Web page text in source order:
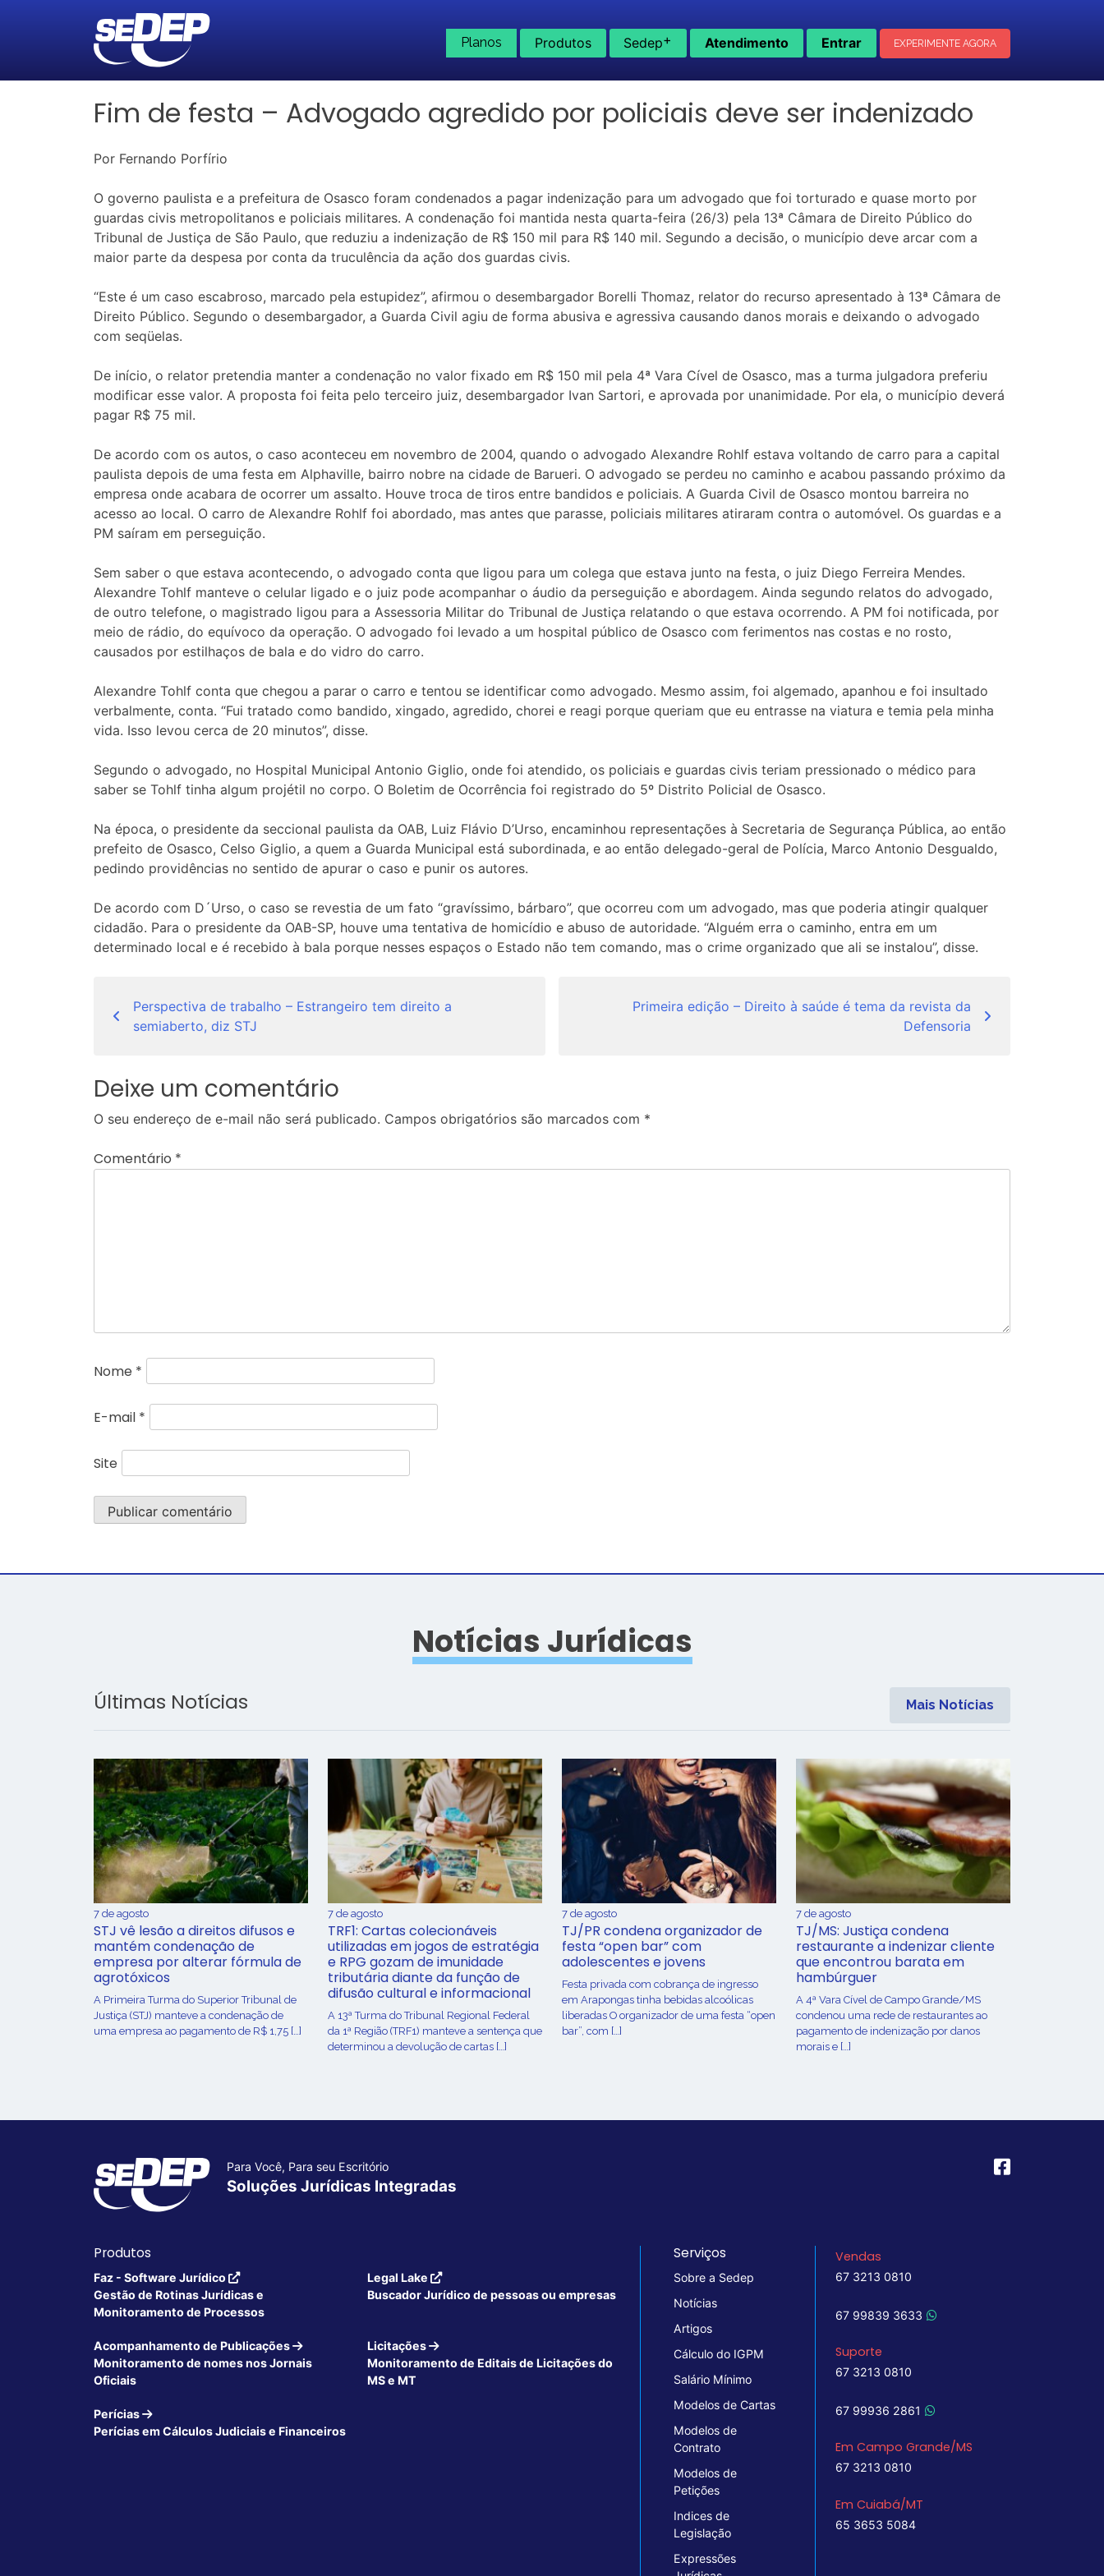
Planos Produtos Sedep+ Atendimento Entrar EXPERIMENTE AGORA
Fim de festa – Advogado agredido por policiais deve ser indenizado
Por Fernando Porfírio
O governo paulista e a prefeitura de Osasco foram condenados a pagar indenização para um advogado que foi torturado e quase morto por
guardas civis metropolitanos e policiais militares. A condenação foi mantida nesta quarta-feira (26/3) pela 13ª Câmara de Direito Público do
Tribunal de Justiça de São Paulo, que reduziu a indenização de R$ 150 mil para R$ 140 mil. Segundo a decisão, o município deve arcar com a
maior parte da despesa por conta da truculência da ação dos guardas civis.
“Este é um caso escabroso, marcado pela estupidez”, afirmou o desembargador Borelli Thomaz, relator do recurso apresentado à 13ª Câmara de
Direito Público. Segundo o desembargador, a Guarda Civil agiu de forma abusiva e agressiva causando danos morais e deixando o advogado
com seqüelas.
De início, o relator pretendia manter a condenação no valor fixado em R$ 150 mil pela 4ª Vara Cível de Osasco, mas a turma julgadora preferiu
modificar esse valor. A proposta foi feita pelo terceiro juiz, desembargador Ivan Sartori, e aprovada por unanimidade. Por ela, o município deverá
pagar R$ 75 mil.
De acordo com os autos, o caso aconteceu em novembro de 2004, quando o advogado Alexandre Rohlf estava voltando de carro para a capital
paulista depois de uma festa em Alphaville, bairro nobre na cidade de Barueri. O advogado se perdeu no caminho e acabou passando próximo da
empresa onde acabara de ocorrer um assalto. Houve troca de tiros entre bandidos e policiais. A Guarda Civil de Osasco montou barreira no
acesso ao local. O carro de Alexandre Rohlf foi abordado, mas antes que parasse, policiais militares atiraram contra o automóvel. Os guardas e a
PM saíram em perseguição.
Sem saber o que estava acontecendo, o advogado conta que ligou para um colega que estava junto na festa, o juiz Diego Ferreira Mendes.
Alexandre Tohlf manteve o celular ligado e o juiz pode acompanhar o áudio da perseguição e abordagem. Ainda segundo relatos do advogado,
de outro telefone, o magistrado ligou para a Assessoria Militar do Tribunal de Justiça relatando o que estava ocorrendo. A PM foi notificada, por
meio de rádio, do equívoco da operação. O advogado foi levado a um hospital público de Osasco com ferimentos nas costas e no rosto,
causados por estilhaços de bala e do vidro do carro.
Alexandre Tohlf conta que chegou a parar o carro e tentou se identificar como advogado. Mesmo assim, foi algemado, apanhou e foi insultado
verbalmente, conta. “Fui tratado como bandido, xingado, agredido, chorei e reagi porque queriam que eu entrasse na viatura e temia pela minha
vida. Isso levou cerca de 20 minutos”, disse.
Segundo o advogado, no Hospital Municipal Antonio Giglio, onde foi atendido, os policiais e guardas civis teriam pressionado o médico para
saber se Tohlf tinha algum projétil no corpo. O Boletim de Ocorrência foi registrado do 5º Distrito Policial de Osasco.
Na época, o presidente da seccional paulista da OAB, Luiz Flávio D’Urso, encaminhou representações à Secretaria de Segurança Pública, ao então
prefeito de Osasco, Celso Giglio, a quem a Guarda Municipal está subordinada, e ao então delegado-geral de Polícia, Marco Antonio Desgualdo,
pedindo providências no sentido de apurar o caso e punir os autores.
De acordo com D´Urso, o caso se revestia de um fato “gravíssimo, bárbaro”, que ocorreu com um advogado, mas que poderia atingir qualquer
cidadão. Para o presidente da OAB-SP, houve uma tentativa de homicídio e abuso de autoridade. “Alguém erra o caminho, entra em um
determinado local e é recebido à bala porque nesses espaços o Estado não tem comando, mas o crime organizado que ali se instalou”, disse.
Navegação
de
Perspectiva de trabalho – Estrangeiro tem direito a
semiaberto, diz STJ
Primeira edição – Direito à saúde é tema da revista da
Defensoria
Deixe um comentário
O seu endereço de e-mail não será publicado. Campos obrigatórios são marcados com *
Comentário *
Nome *
E-mail *
Site
Notícias Jurídicas
Últimas Notícias Mais Notícias
7 de agosto
STJ vê lesão a direitos difusos e
mantém condenação de
empresa por alterar fórmula de
agrotóxicos
​A Primeira Turma do Superior Tribunal de
Justiça (STJ) manteve a condenação de
uma empresa ao pagamento de R$ 1,75 […]
7 de agosto
TRF1: Cartas colecionáveis
utilizadas em jogos de estratégia
e RPG gozam de imunidade
tributária diante da função de
difusão cultural e informacional
A 13ª Turma do Tribunal Regional Federal
da 1ª Região (TRF1) manteve a sentença que
determinou a devolução de cartas […]
7 de agosto
TJ/PR condena organizador de
festa “open bar” com
adolescentes e jovens
Festa privada com cobrança de ingresso
em Arapongas tinha bebidas alcoólicas
liberadas O organizador de uma festa “open
bar”, com […]
7 de agosto
TJ/MS: Justiça condena
restaurante a indenizar cliente
que encontrou barata em
hambúrguer
A 4ª Vara Cível de Campo Grande/MS
condenou uma rede de restaurantes ao
pagamento de indenização por danos
morais e […]
Para Você, Para seu Escritório
Soluções Jurídicas Integradas
Produtos
Faz - Software Jurídico
Gestão de Rotinas Jurídicas e
Monitoramento de Processos
Legal Lake
Buscador Jurídico de pessoas ou empresas
Acompanhamento de Publicações
Monitoramento de nomes nos Jornais
Oficiais
Licitações
Monitoramento de Editais de Licitações do
MS e MT
Perícias
Perícias em Cálculos Judiciais e Financeiros
Serviços
Sobre a Sedep
Notícias
Artigos
Cálculo do IGPM
Salário Mínimo
Modelos de Cartas
Modelos de
Contrato
Modelos de
Petições
Indices de
Legislação
Expressões
Vendas
67 3213 0810
67 99839 3633
Suporte
67 3213 0810
67 99936 2861
Em Campo Grande/MS
67 3213 0810
Em Cuiabá/MT
65 3653 5084